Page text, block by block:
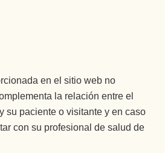
en el sitio web no
la relación entre el
su paciente o visitante y en caso
con su profesional de salud de